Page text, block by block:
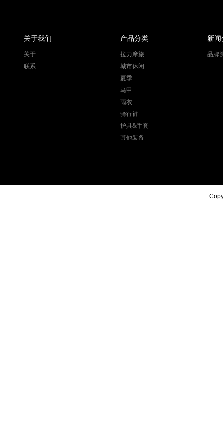
关于
联系
拉力摩旅
城市休闲
夏季
马甲
雨衣
骑行裤
护具&手套
其他装备
品牌
关于我们 产品分类 新闻